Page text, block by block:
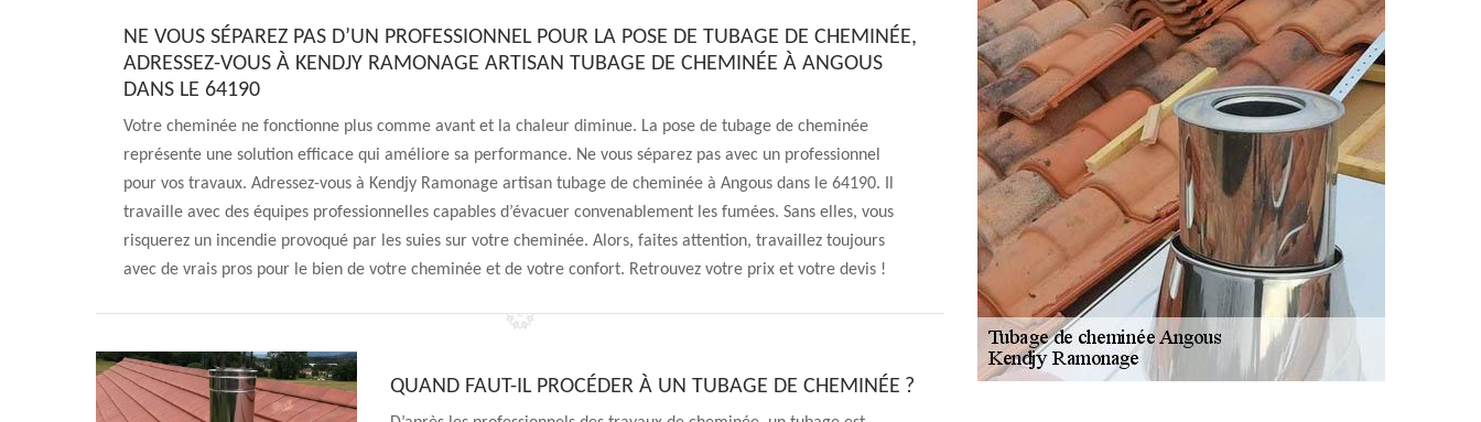
NE VOUS SÉPAREZ PAS D’UN PROFESSIONNEL POUR LA POSE DE TUBAGE DE CHEMINÉE,
ADRESSEZ-VOUS À KENDJY RAMONAGE ARTISAN TUBAGE DE CHEMINÉE À ANGOUS
DANS LE 64190
Votre cheminée ne fonctionne plus comme avant et la chaleur diminue. La pose de tubage de cheminée
représente une solution efficace qui améliore sa performance. Ne vous séparez pas avec un professionnel
pour vos travaux. Adressez-vous à Kendjy Ramonage artisan tubage de cheminée à Angous dans le 64190. Il
travaille avec des équipes professionnelles capables d’évacuer convenablement les fumées. Sans elles, vous
risquerez un incendie provoqué par les suies sur votre cheminée. Alors, faites attention, travaillez toujours
avec de vrais pros pour le bien de votre cheminée et de votre confort. Retrouvez votre prix et votre devis !
QUAND FAUT-IL PROCÉDER À UN TUBAGE DE CHEMINÉE ?